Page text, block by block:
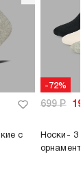
с
-72%
699Р
Носки- 3